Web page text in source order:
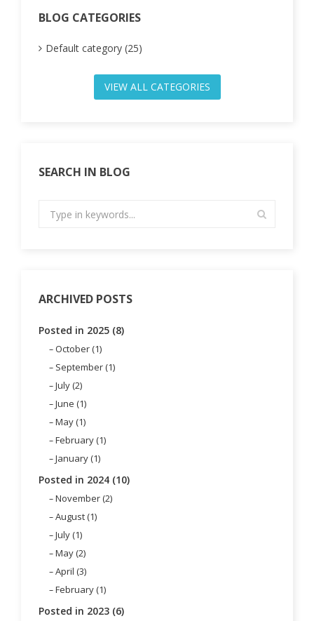
BLOG CATEGORIES
Default category (25)
VIEW ALL CATEGORIES
SEARCH IN BLOG
ARCHIVED POSTS
Posted in 2025 (8)
October (1)
September (1)
July (2)
June (1)
May (1)
February (1)
January (1)
Posted in 2024 (10)
November (2)
August (1)
July (1)
May (2)
April (3)
February (1)
Posted in 2023 (6)